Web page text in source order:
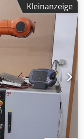
Kleinanzeige